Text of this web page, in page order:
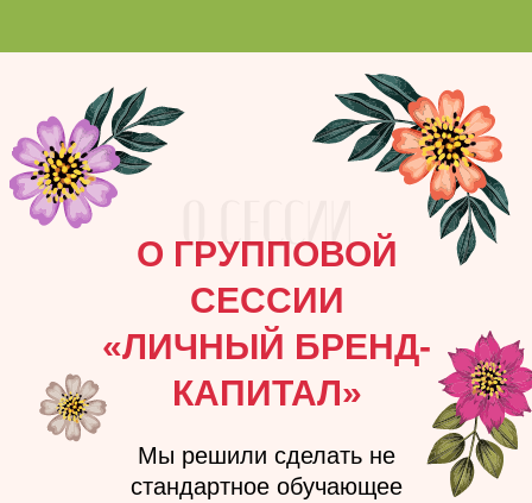
О ГРУППОВОЙ
СЕССИИ
«ЛИЧНЫЙ БРЕНД-
КАПИТАЛ»
Мы решили сделать не
стандартное обучающее